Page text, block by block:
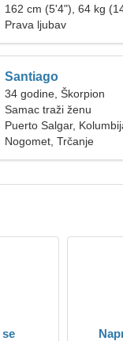
162 cm (5'4"), 64 kg
Prava ljubav
Santiago
34 godine, Škorpion
Samac traži ženu
Puerto Salgar,
Nogomet, Trčanje